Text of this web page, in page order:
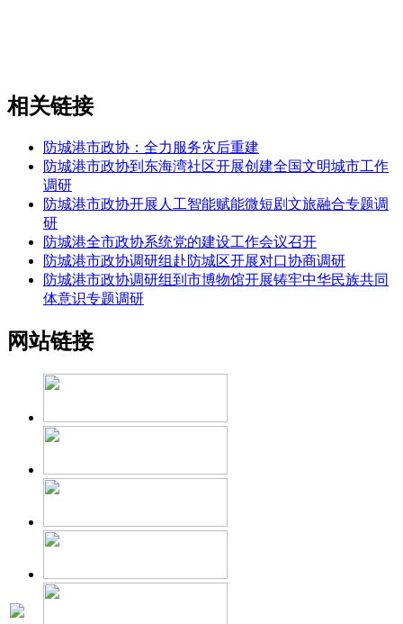
相关链接
防城港市政协：全力服务灾后重建
防城港市政协到东海湾社区开展创建全国文明城市工作
调研
防城港市政协开展人工智能赋能微短剧文旅融合专题调
研
防城港全市政协系统党的建设工作会议召开
防城港市政协调研组赴防城区开展对口协商调研
防城港市政协调研组到市博物馆开展铸牢中华民族共同
体意识专题调研
网站链接